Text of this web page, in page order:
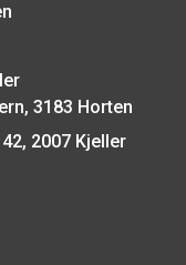
3183 Horten
2007 Kjeller